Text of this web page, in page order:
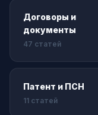
Договоры и
документы
47 статей
Патент и ПСН
11 статей